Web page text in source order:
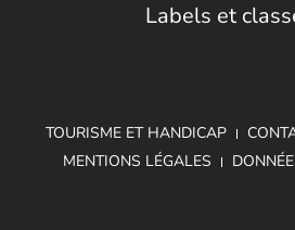
Labels et
TOURISME ET HANDICAP
MENTIONS LÉGALES